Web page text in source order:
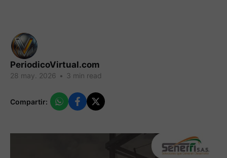
PeriodicoVirtual.com
28 may. 2026 • 3 min read
Compartir: